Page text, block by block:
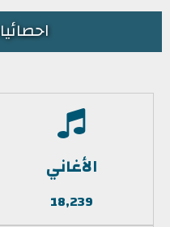
الأغاني
18,239